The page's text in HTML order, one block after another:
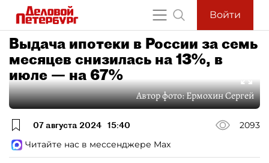
Войти
Выдача ипотеки в России за семь
месяцев снизилась на 13%, в
июле — на 67%
Автор фото:Ермохин Сергей
07 августа 2024 15:40
2093
Читайте нас в мессенджере Max